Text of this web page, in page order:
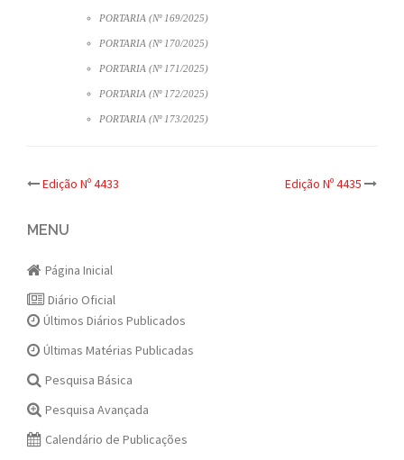
PORTARIA (Nº 169/2025)
PORTARIA (Nº 170/2025)
PORTARIA (Nº 171/2025)
PORTARIA (Nº 172/2025)
PORTARIA (Nº 173/2025)
Post
navigation
Edição Nº 4433 Edição Nº 4435
MENU
Página Inicial
Diário Oficial
Últimos Diários Publicados
Últimas Matérias Publicadas
Pesquisa Básica
Pesquisa Avançada
Calendário de Publicações